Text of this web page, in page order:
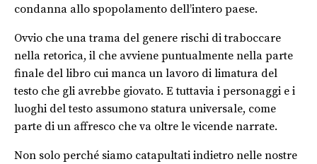
condanna allo spopolamento dell’intero paese.
Ovvio che una trama del genere rischi di traboccare
nella retorica, il che avviene puntualmente nella parte
finale del libro cui manca un lavoro di limatura del
testo che gli avrebbe giovato. E tuttavia i personaggi e i
luoghi del testo assumono statura universale, come
parte di un affresco che va oltre le vicende narrate.
Non solo perché siamo catapultati indietro nelle nostre